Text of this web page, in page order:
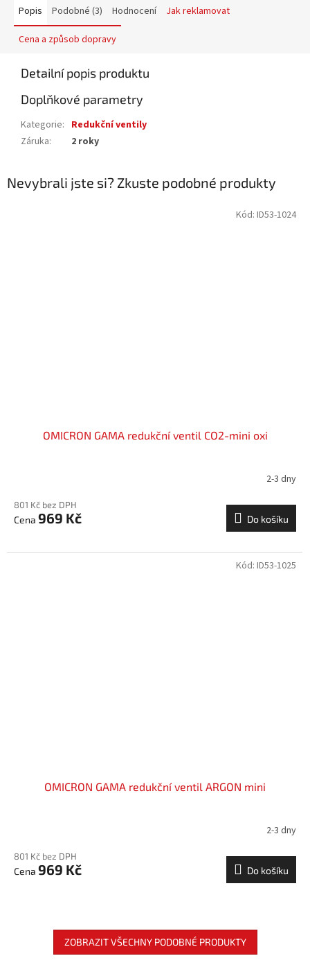
Popis Podobné (3) Hodnocení Jak reklamovat
Cena a způsob dopravy
Detailní popis produktu
Doplňkové parametry
Kategorie: Redukční ventily
Záruka: 2 roky
Nevybrali jste si? Zkuste podobné produkty
OMICRON GAMA redukční ventil CO2-mini oxi
2-3 dny
801 Kč bez DPH
969 Kč Do košíku
Kód: ID53-1024
OMICRON GAMA redukční ventil ARGON mini
2-3 dny
801 Kč bez DPH
969 Kč Do košíku
Kód: ID53-1025
ZOBRAZIT VŠECHNY PODOBNÉ PRODUKTY